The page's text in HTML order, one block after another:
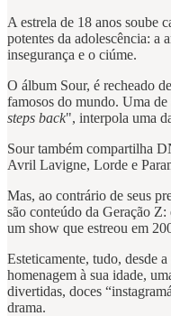
A estrela de 18 anos soube
potentes da adolescência: a
insegurança e o ciúme.
O álbum Sour, é recheado
famosos do mundo. Uma de
steps back", interpola uma
Sour também compartilha
Avril Lavigne, Lorde e
Mas, ao contrário de seus
são conteúdo da Geração Z:
um show que estreou em
Esteticamente, tudo, desde
homenagem à sua idade,
divertidas, doces
drama.